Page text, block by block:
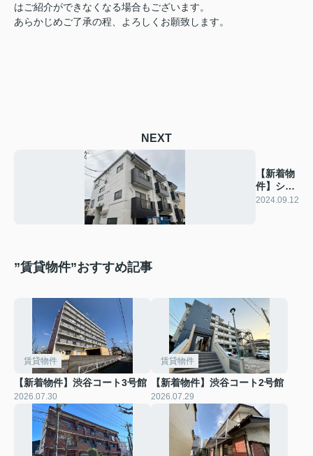
はご紹介ができなくなる場合もございます。
あらかじめご了承の程、よろしくお願致します。
NEXT
【新着物
件】シャ
ンブル桜
2024.09.12
”賃貸物件”おすすめ記事
賃貸物件
【新着物件】渋谷コート3号館
2026.07.30
賃貸物件
【新着物件】渋谷コート2号館
2026.07.29